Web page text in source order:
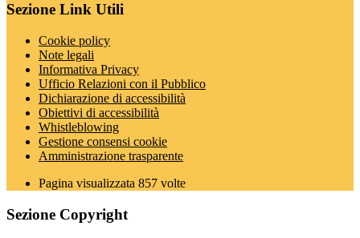
Sezione Link Utili
Cookie policy
Note legali
Informativa Privacy
Ufficio Relazioni con il Pubblico
Dichiarazione di accessibilità
Obiettivi di accessibilità
Whistleblowing
Gestione consensi cookie
Amministrazione trasparente
Pagina visualizzata 857 volte
Sezione Copyright